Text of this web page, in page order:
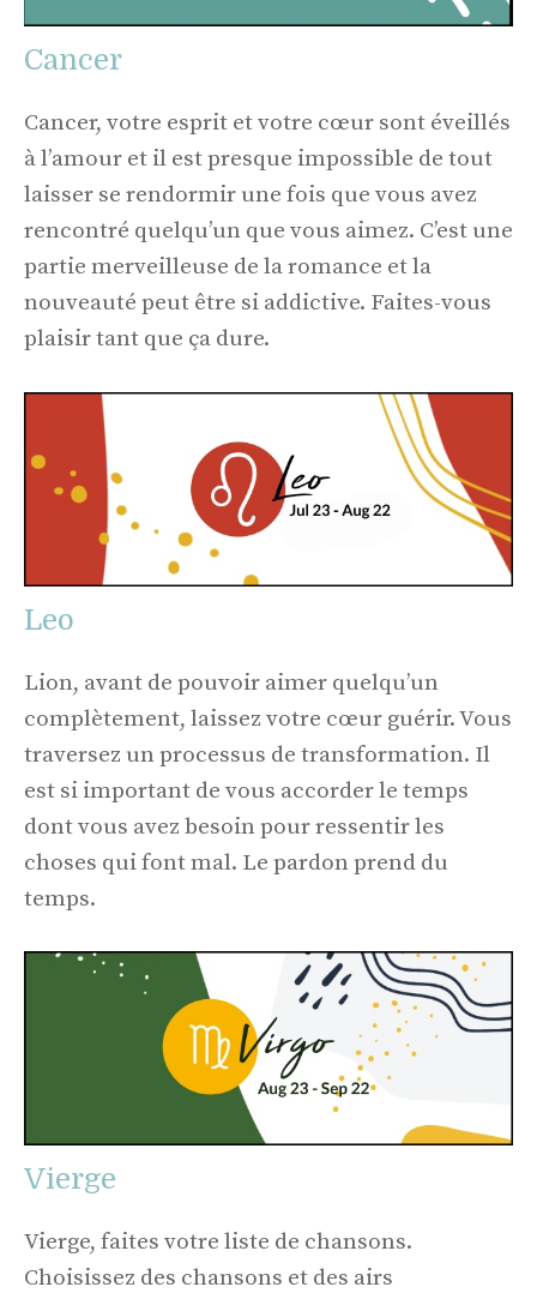
Cancer
Cancer, votre esprit et votre cœur sont éveillés
à l’amour et il est presque impossible de tout
laisser se rendormir une fois que vous avez
rencontré quelqu’un que vous aimez. C’est une
partie merveilleuse de la romance et la
nouveauté peut être si addictive. Faites-vous
plaisir tant que ça dure.
Leo
Lion, avant de pouvoir aimer quelqu’un
complètement, laissez votre cœur guérir. Vous
traversez un processus de transformation. Il
est si important de vous accorder le temps
dont vous avez besoin pour ressentir les
choses qui font mal. Le pardon prend du
temps.
Vierge
Vierge, faites votre liste de chansons.
Choisissez des chansons et des airs